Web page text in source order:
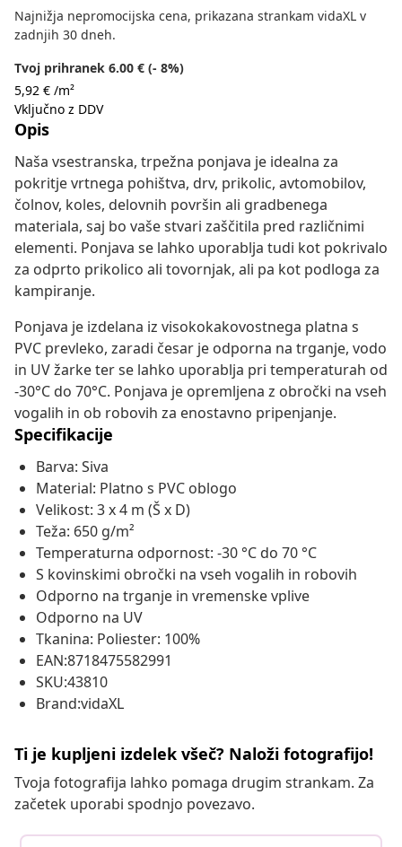
Najnižja nepromocijska cena, prikazana strankam vidaXL v
zadnjih 30 dneh.
Tvoj prihranek 6.00 € (- 8%)
5,92 € /m²
Vključno z DDV
Opis
Naša vsestranska, trpežna ponjava je idealna za
pokritje vrtnega pohištva, drv, prikolic, avtomobilov,
čolnov, koles, delovnih površin ali gradbenega
materiala, saj bo vaše stvari zaščitila pred različnimi
elementi. Ponjava se lahko uporablja tudi kot pokrivalo
za odprto prikolico ali tovornjak, ali pa kot podloga za
kampiranje.
Ponjava je izdelana iz visokokakovostnega platna s
PVC prevleko, zaradi česar je odporna na trganje, vodo
in UV žarke ter se lahko uporablja pri temperaturah od
-30°C do 70°C. Ponjava je opremljena z obročki na vseh
vogalih in ob robovih za enostavno pripenjanje.
Specifikacije
Barva: Siva
Material: Platno s PVC oblogo
Velikost: 3 x 4 m (Š x D)
Teža: 650 g/m²
Temperaturna odpornost: -30 °C do 70 °C
S kovinskimi obročki na vseh vogalih in robovih
Odporno na trganje in vremenske vplive
Odporno na UV
Tkanina: Poliester: 100%
EAN:8718475582991
SKU:43810
Brand:vidaXL
Ti je kupljeni izdelek všeč? Naloži fotografijo!
Tvoja fotografija lahko pomaga drugim strankam. Za
začetek uporabi spodnjo povezavo.